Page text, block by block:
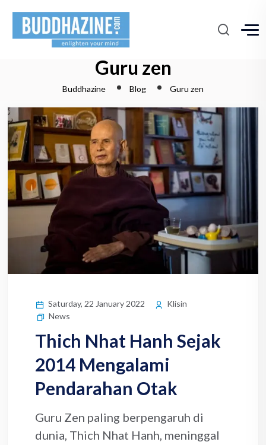
Guru zen
Buddhazine Blog Guru zen
Saturday, 22 January 2022
Klisin
News
Thich Nhat Hanh Sejak
2014 Mengalami
Pendarahan Otak
Guru Zen paling berpengaruh di
dunia, Thich Nhat Hanh, meninggal